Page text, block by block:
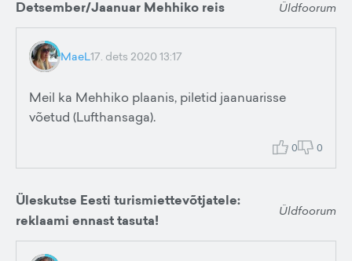
Detsember/Jaanuar Mehhiko reis Üldfoorum
MaeL17. dets 2020 13:17
Meil ka Mehhiko plaanis, piletid jaanuarisse
võetud (Lufthansaga).
0 0
Üleskutse Eesti turismiettevõtjatele:
reklaami ennast tasuta!
Üldfoorum